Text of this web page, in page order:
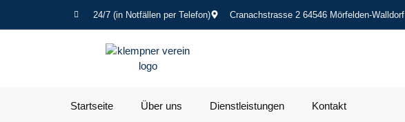
24/7 (in Notfällen per Telefon) Cranachstrasse 2 64546 Mörfelden-Walldorf
Startseite Über uns Dienstleistungen Kontakt